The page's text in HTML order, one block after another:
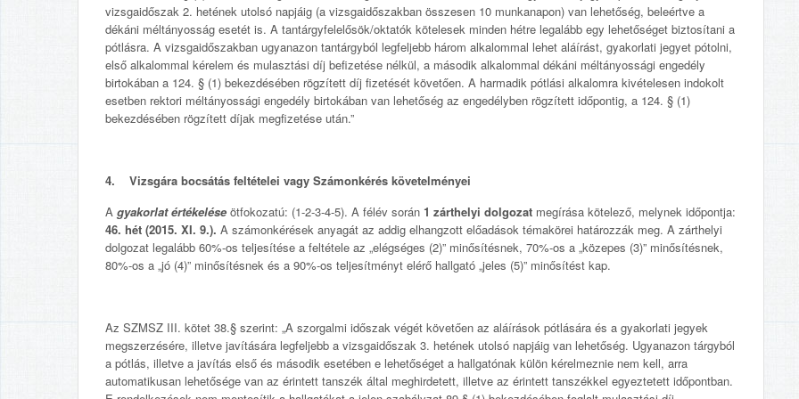
vizsgaidőszak 2. hetének utolsó napjáig (a vizsgaidőszakban összesen 10 munkanapon) van lehetőség, beleértve a
dékáni méltányosság esetét is. A tantárgyfelelősök/oktatók kötelesek minden hétre legalább egy lehetőséget biztosítani a
pótlásra. A vizsgaidőszakban ugyanazon tantárgyból legfeljebb három alkalommal lehet aláírást, gyakorlati jegyet pótolni,
első alkalommal kérelem és mulasztási díj befizetése nélkül, a második alkalommal dékáni méltányossági engedély
birtokában a 124. § (1) bekezdésében rögzített díj fizetését követően. A harmadik pótlási alkalomra kivételesen indokolt
esetben rektori méltányossági engedély birtokában van lehetőség az engedélyben rögzített időpontig, a 124. § (1)
bekezdésében rögzített díjak megfizetése után.”
4. Vizsgára bocsátás feltételei vagy Számonkérés követelményei
A gyakorlat értékelése ötfokozatú: (1-2-3-4-5). A félév során 1 zárthelyi dolgozat megírása kötelező, melynek időpontja:
46. hét (2015. XI. 9.). A számonkérések anyagát az addig elhangzott előadások témakörei határozzák meg. A zárthelyi
dolgozat legalább 60%-os teljesítése a feltétele az „elégséges (2)” minősítésnek, 70%-os a „közepes (3)” minősítésnek,
80%-os a „jó (4)” minősítésnek és a 90%-os teljesítményt elérő hallgató „jeles (5)” minősítést kap.
Az SZMSZ III. kötet 38.§ szerint: „A szorgalmi időszak végét követően az aláírások pótlására és a gyakorlati jegyek
megszerzésére, illetve javítására legfeljebb a vizsgaidőszak 3. hetének utolsó napjáig van lehetőség. Ugyanazon tárgyból
a pótlás, illetve a javítás első és második esetében e lehetőséget a hallgatónak külön kérelmeznie nem kell, arra
automatikusan lehetősége van az érintett tanszék által meghirdetett, illetve az érintett tanszékkel egyeztetett időpontban.